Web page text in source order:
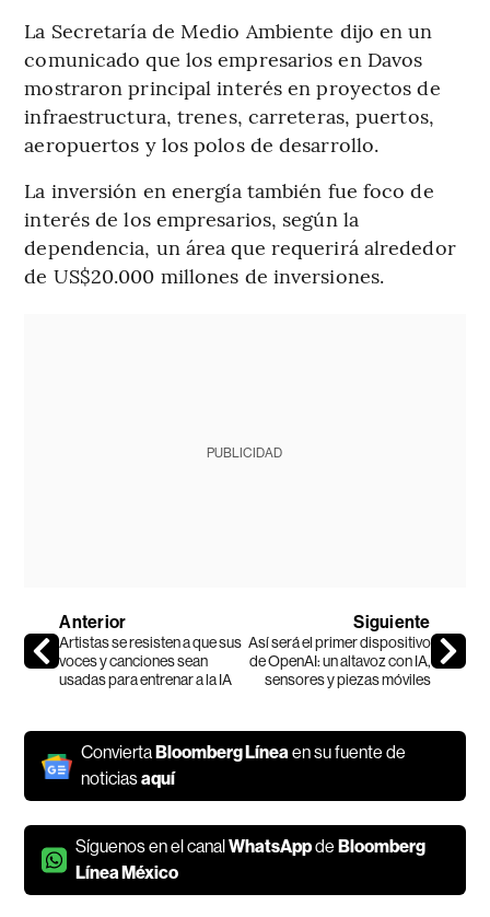
La Secretaría de Medio Ambiente dijo en un
comunicado que los empresarios en Davos
mostraron principal interés en proyectos de
infraestructura, trenes, carreteras, puertos,
aeropuertos y los polos de desarrollo.
La inversión en energía también fue foco de
interés de los empresarios, según la
dependencia, un área que requerirá alrededor
de US$20.000 millones de inversiones.
PUBLICIDAD
Anterior
Artistas se resisten a que sus
voces y canciones sean
usadas para entrenar a la IA
Siguiente
Así será el primer dispositivo
de OpenAI: un altavoz con IA,
sensores y piezas móviles
Convierta Bloomberg Líneaen su fuente de
noticiasaquí
Síguenos en el canalWhatsAppde Bloomberg
Línea México